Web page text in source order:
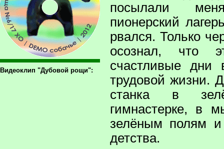
Видеоклип "Дубовой рощи":
посылали
пионерский
рвался. Только
осознал, что
счастливые дни
трудовой жизни.
станка в
гимнастерке, в
зелёным полям
детства.